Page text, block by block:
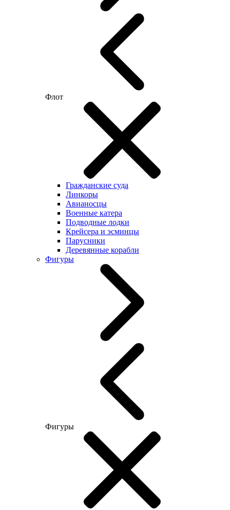
Флот
Гражданские суда
Линкоры
Авианосцы
Военные катера
Подводные лодки
Крейсера и эсминцы
Парусники
Деревянные корабли
Фигуры
Фигуры